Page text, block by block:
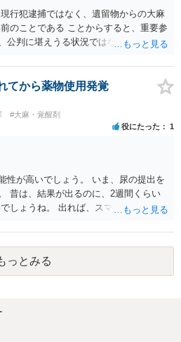
行犯逮捕ではなく、遺留物からの大麻
のことである ことからすると、重要参
公判に堪えうる状況ではないとして、
てから薬物使用発覚
#大麻・覚醒剤
役にたった 1
性が高いでしょう。 いま、尿の提出を
昔は、結果が出るのに、2週間くらい
しょうね。 出れば、スマホの押収と家
っとみる